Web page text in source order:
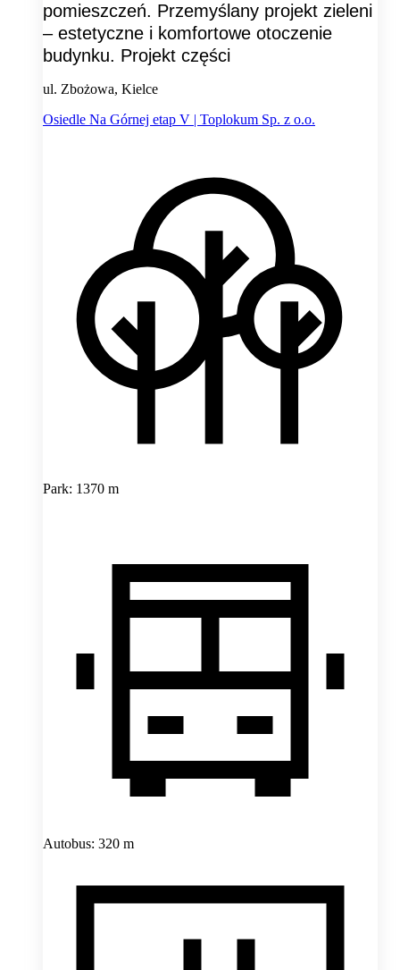
pomieszczeń. Przemyślany projekt zieleni
– estetyczne i komfortowe otoczenie
budynku. Projekt części
ul. Zbożowa, Kielce
Osiedle Na Górnej etap V | Toplokum Sp. z o.o.
Park: 1370 m
Autobus: 320 m